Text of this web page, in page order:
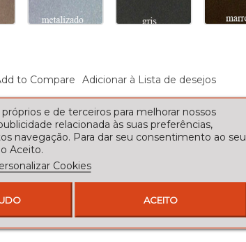
to Compare Adicionar à Lista de desejos
e de terceiros para melhorar nossos
relacionada às suas preferências,
navegação. Para dar seu consentimento ao seu
Aceito.
Cookies
ACEITO